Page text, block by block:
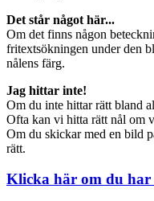
Det står något här...
Om det finns någon
fritextsökningen under den
nålens färg.
Jag hittar inte!
Om du inte hittar rätt bland
Ofta kan vi hitta rätt nål om
Om du skickar med en bild
rätt.
Klicka här om du